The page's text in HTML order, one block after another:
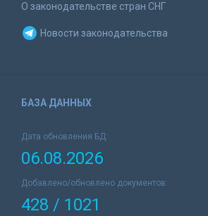
О законодательстве стран СНГ
Новости законодательства
БАЗА ДАННЫХ
Дата обновления БД:
06.08.2026
Добавлено/обновлено документов:
428 / 1021